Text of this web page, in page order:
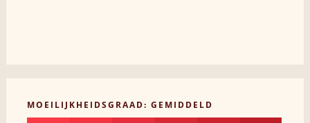
MOEILIJKHEIDSGRAAD: GEMIDDELD